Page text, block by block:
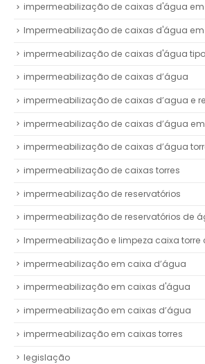
impermeabilização de caixas d'água
Impermeabilização de caixas d'água
impermeabilização de caixas d'água
impermeabilização de caixas d’água
impermeabilização de caixas d’agua e
impermeabilização de caixas d’água
impermeabilização de caixas d’água
impermeabilização de caixas torres
impermeabilização de reservatórios
impermeabilização de reservatórios de
Impermeabilização e limpeza caixa
impermeabilização em caixa d’água
impermeabilização em caixas d'água
impermeabilização em caixas d’água
impermeabilização em caixas torres
legislação